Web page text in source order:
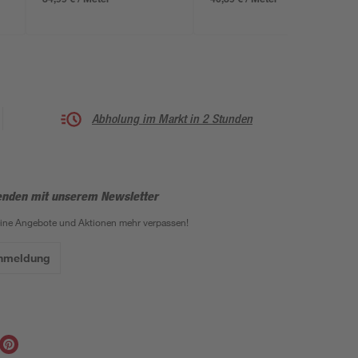
Abholung im Markt in 2 Stunden
mit unserem Newsletter
Angebote und Aktionen mehr verpassen!